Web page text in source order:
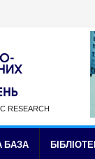
RESEARCH
БАЗА